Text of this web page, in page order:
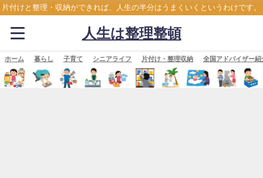
片付けと整理・収納ができれば、人生の半分はうまくいくというわけです。
人生は整理整頓
ホーム 暮らし 子育て シニアライフ 片付け・整理収納 全国アドバイザー紹